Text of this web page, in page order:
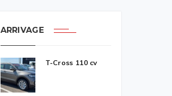
ARRIVAGE
T-Cross 110 cv